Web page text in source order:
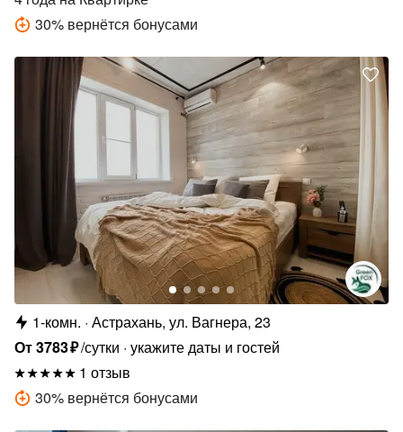
30% вернётся бонусами
1-комн. Астрахань, ул. Вагнера, 23
От3783₽/сутки укажите даты и гостей
1 отзыв
30% вернётся бонусами